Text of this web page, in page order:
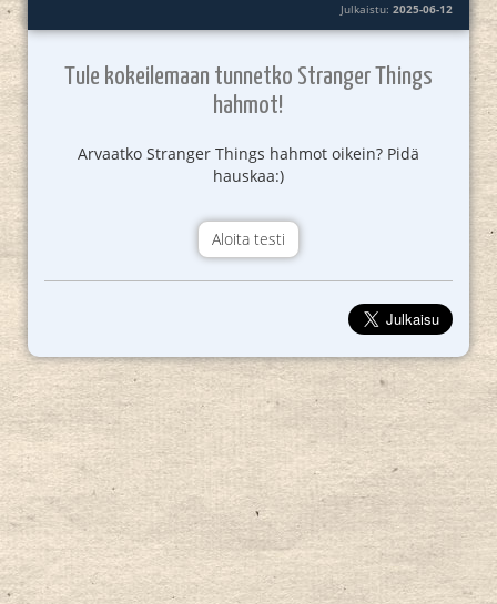
Julkaistu:2025-06-12
Tule kokeilemaan tunnetko Stranger Things
hahmot!
Arvaatko Stranger Things hahmot oikein? Pidä
hauskaa:)
Aloita testi